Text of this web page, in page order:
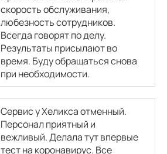
скорость обслуживания,
любезность сотрудников.
Всегда говорят по делу.
Результаты присылают во
время. Буду обращаться снова
при необходимости.
Сервис у Хеликса отменный.
Персонал приятный и
вежливый. Делала тут впервые
тест на коронавирус. Все